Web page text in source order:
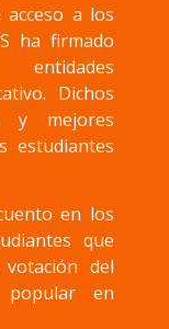
a los
ha firmado
Dichos
y mejores
estudiantes
en los
que
del
popular en